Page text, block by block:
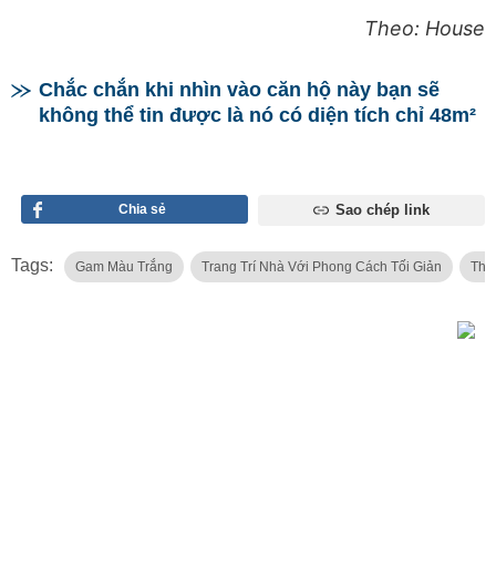
Theo: House
Chắc chắn khi nhìn vào căn hộ này bạn sẽ
không thể tin được là nó có diện tích chỉ 48m²
Chia sẻ Sao chép link
Tags: Gam Màu Trắng Trang Trí Nhà Với Phong Cách Tối Giản